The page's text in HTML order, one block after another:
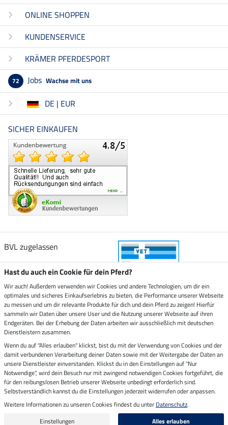
ONLINE SHOPPEN
KUNDENSERVICE
KRÄMER PFERDESPORT
72 Jobs Wachse mit uns
DE | EUR
SICHER EINKAUFEN
BVL zugelassen
Zustellung durch
Sicher bezahlen mit
Rechnung Vorkasse
Impressum
Letzte Aktualisierung am 08.08.2026 um 06:59
Alle Preise in Euro inkl. MwSt. zzgl.
Versandkosten
Hast du auch ein Cookie für dein Pferd?
Wir auch! Außerdem verwenden wir Cookies und andere Technologien, um dir ein
optimales und sicheres Einkaufserlebnis zu bieten, die Performance unserer Webseite
zu messen und um dir relevante Produkte für dich und dein Pferd zu zeigen! Hierfür
sammeln wir Daten über unsere User und die Nutzung unserer Webseite auf ihren
Endgeräten. Bei der Erhebung der Daten arbeiten wir ausschließlich mit deutschen
Dienstleistern zusammen.
Wenn du auf "Alles erlauben" klickst, bist du mit der Verwendung von Cookies und der
damit verbundenen Verarbeitung deiner Daten sowie mit der Weitergabe der Daten an
unsere Dienstleister einverstanden. Klickst du in den Einstellungen auf "Nur
Notwendige", wird dein Besuch nur mit zwingend notwendigen Cookies fortgeführt, die
für den reibungslosen Betrieb unserer Webseite unbedingt erforderlich sind.
Selbstverständlich kannst du die Einstellungen jederzeit widerrufen oder anpassen.
Weitere Informationen zu unseren Cookies findest du unter Datenschutz.
Einstellungen
Alles erlauben